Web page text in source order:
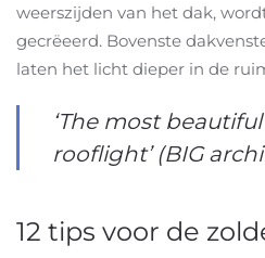
weerszijden van het dak,
gecrëeerd. Bovenste
laten het licht dieper in de
‘The most
rooflight’ (BIG
12 tips voor de